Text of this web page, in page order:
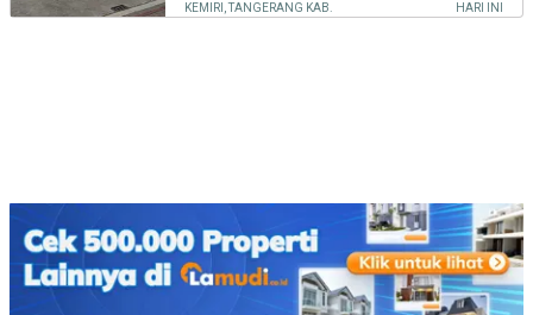
KEMIRI, TANGERANG KAB. HARI INI